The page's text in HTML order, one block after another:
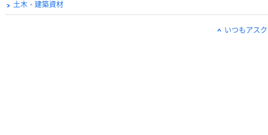
土木・建築資材
いつもアス